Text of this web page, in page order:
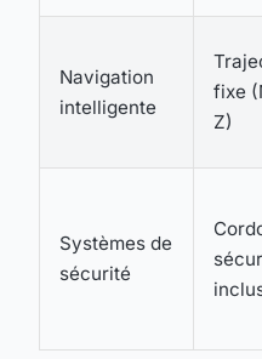
Navigation
intelligente
fixe
Z)
Systèmes de
sécurité